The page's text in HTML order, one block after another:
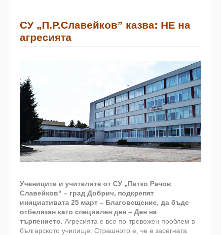
СУ „П.Р.Славейков” казва: НЕ на
агресията
Учениците и учителите от СУ „Петко Рачов
Славейков“ – град Добрич, подкрепят
инициативата 25 март – Благовещение, да бъде
отбелязан като специален ден – Ден на
търпението. Агресията е все по-тревожен проблем в
българското училище. Страшното е, че е засегната